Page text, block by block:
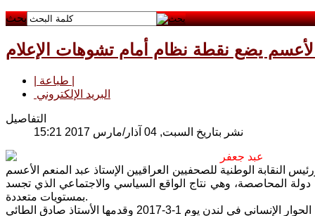
بحث
يضع نقطة نظام أمام تشوهات الإعلام
البريد الإلكتروني
التفاصيل
نشر بتاريخ السبت, 04 آذار/مارس 2017 15:21
عبد جعفر
الوطنية للصحفيين العراقيين الإستاذ عبد المنعم الأعسم
المحاصصة، وهي نتاج الواقع السياسي والاجتماعي الذي تجسد
بمستويات متعددة.